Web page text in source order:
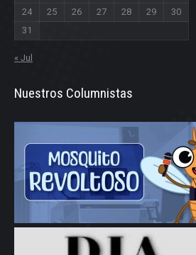
24
25 26 27 28 29
30
31
« Jul
Nuestros Columnistas